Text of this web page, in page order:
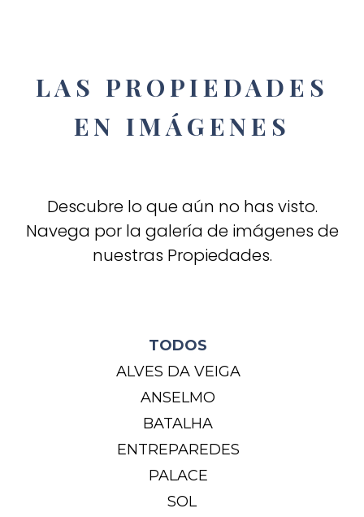
LAS PROPIEDADES
EN IMÁGENES
Descubre lo que aún no has visto.
Navega por la galería de imágenes de
nuestras Propiedades.
TODOS
ALVES DA VEIGA
ANSELMO
BATALHA
ENTREPAREDES
PALACE
SOL